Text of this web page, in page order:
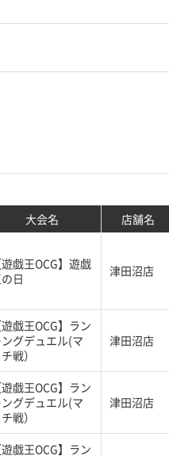
大会名 店舗名
遊戯王OCG】遊戯
日
津田沼店
遊戯王OCG】ラン
グデュエル(マ
戦）
津田沼店
遊戯王OCG】ラン
グデュエル(マ
戦）
津田沼店
遊戯王OCG】ラン